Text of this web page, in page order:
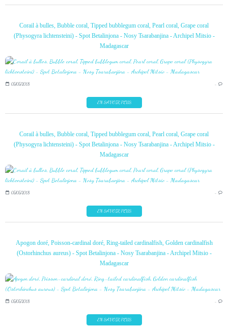
Corail à bulles, Bubble coral, Tipped bubblegum coral, Pearl coral, Grape coral
(Physogyra lichtensteini) - Spot Betalinjona - Nosy Tsarabanjina - Archipel Mitsio -
Madagascar
05/05/2018 …
EN SAVOIR PLUS
Corail à bulles, Bubble coral, Tipped bubblegum coral, Pearl coral, Grape coral
(Physogyra lichtensteini) - Spot Betalinjona - Nosy Tsarabanjina - Archipel Mitsio -
Madagascar
05/05/2018 …
EN SAVOIR PLUS
Apogon doré, Poisson-cardinal doré, Ring-tailed cardinalfish, Golden cardinalfish
(Ostorhinchus aureus) - Spot Betalinjona - Nosy Tsarabanjina - Archipel Mitsio -
Madagascar
05/05/2018 …
EN SAVOIR PLUS